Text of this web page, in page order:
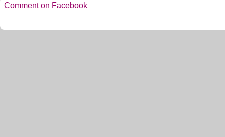
Comment on Facebook